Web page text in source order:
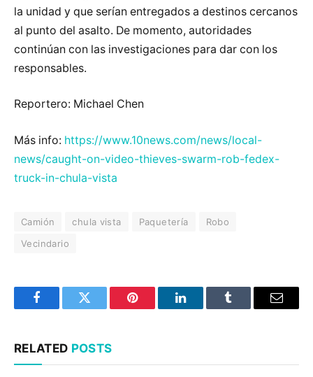
la unidad y que serían entregados a destinos cercanos
al punto del asalto. De momento, autoridades
continúan con las investigaciones para dar con los
responsables.
Reportero: Michael Chen
Más info: https://www.10news.com/news/local-
news/caught-on-video-thieves-swarm-rob-fedex-
truck-in-chula-vista
Camión chula vista Paquetería
Robo
Vecindario
FacebookTwitter Pinterest LinkedInTumblr Email
RELATED POSTS